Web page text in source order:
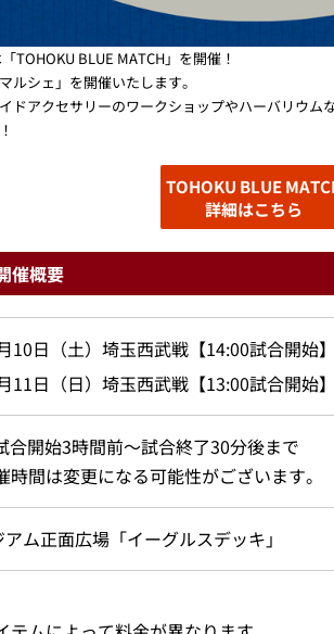
TOHOKU BLUE MATCH」を開催！
ルシェ」を開催いたします。
ドアクセサリーのワークショップやハーバリウ
TOHOKU BLUE
詳細はこちら
催概要
10日（土）埼玉西武戦【14:00試合開始】
11日（日）埼玉西武戦【13:00試合開始】
合開始3時間前～試合終了30分後まで
時間は変更になる可能性がございます。
ム正面広場「イーグルスデッキ」